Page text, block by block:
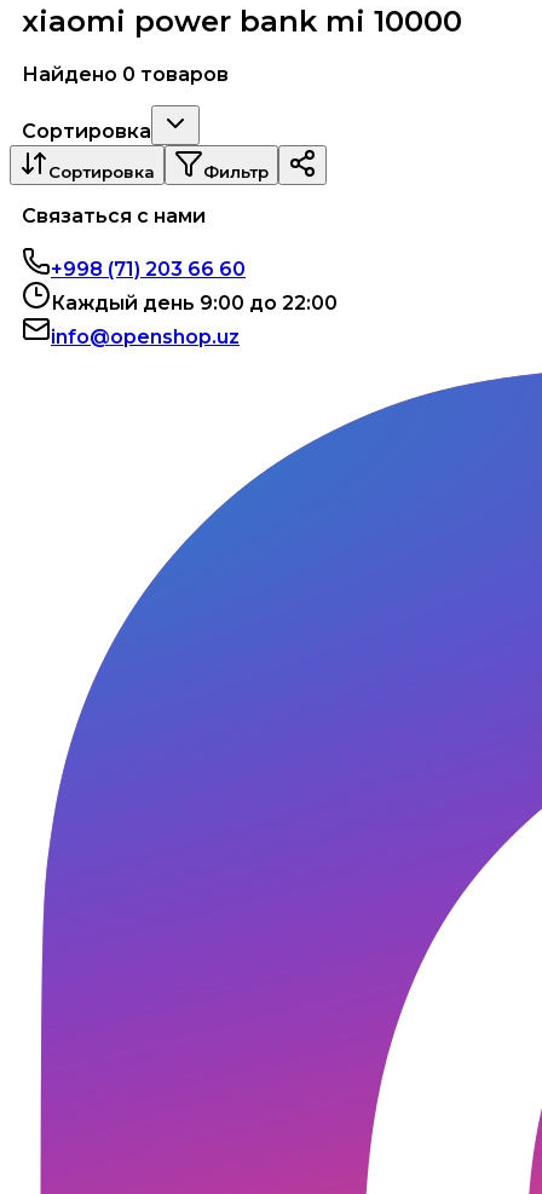
xiaomi power bank mi 10000
Найдено 0 товаров
Сортировка
Сортировка Фильтр
Связаться с нами
+998 (71) 203 66 60
Каждый день 9:00 до 22:00
info@openshop.uz